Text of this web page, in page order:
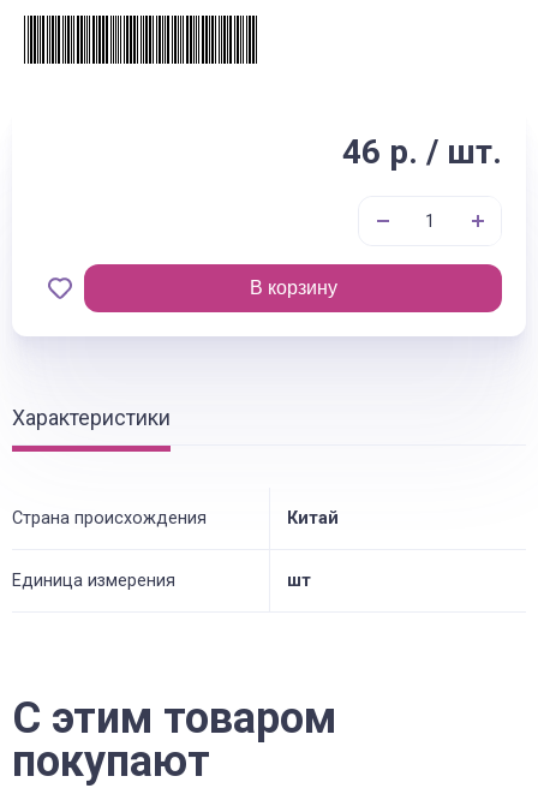
46 р. / шт.
В корзину
Характеристики
Страна происхождения Китай
Единица измерения шт
С этим товаром
покупают